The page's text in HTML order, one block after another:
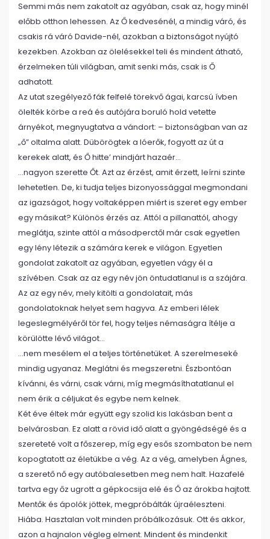
Semmi más nem zakatolt az agyában, csak az, hogy minél
előbb otthon lehessen. Az Ő kedvesénél, a mindig váró, és
csakis rá váró Davide-nél, azokban a biztonságot nyújtó
kezekben. Azokban az ölelésekkel teli és mindent átható,
érzelmeken túli világban, amit senki más, csak is Ő
adhatott.
Az utat szegélyező fák felfelé törekvő ágai, karcsú ívben
ölelték körbe a reá és autójára boruló hold vetette
árnyékot, megnyugtatva a vándort: – biztonságban van az
„ő” oltalma alatt. Dübörögtek a lóerők, fogyott az út a
kerekek alatt, és Ő hitte’ mindjárt hazaér…
…nagyon szerette Őt. Azt az érzést, amit érzett, leírni szinte
lehetetlen. De, ki tudja teljes bizonyossággal megmondani
az igazságot, hogy voltaképpen miért is szeret egy ember
egy másikat? Különös érzés az. Attól a pillanattól, ahogy
meglátja, szinte attól a másodperctől már csak egyetlen
egy lény létezik a számára kerek e világon. Egyetlen
gondolat zakatolt az agyában, egyetlen vágy él a
szívében. Csak az az egy név jön öntudatlanul is a szájára.
Az az egy név, mely kitölti a gondolatait, más
gondolatoknak helyet sem hagyva. Az emberi lélek
legeslegmélyéről tör fel, hogy teljes némaságra ítélje a
körülötte lévő világot…
…nem mesélem el a teljes történetüket. A szerelmeseké
mindig ugyanaz. Meglátni és megszeretni. Észbontóan
kívánni, és várni, csak várni, míg megmásíthatatlanul el
nem érik a céljukat és egybe nem kelnek.
Két éve éltek már együtt egy szolid kis lakásban bent a
belvárosban. Ez alatt a rövid idő alatt a gyöngédségé és a
szereteté volt a főszerep, míg egy esős szombaton be nem
kopogtatott az életükbe a vég. Az a vég, amelyben Ágnes,
a szerető nő egy autóbalesetben meg nem halt. Hazafelé
tartva egy őz ugrott a gépkocsija elé és Ő az árokba hajtott.
Mentők és ápolók jöttek, megpróbálták újraéleszteni.
Hiába. Hasztalan volt minden próbálkozásuk. Ott és akkor,
azon a hajnalon végleg elment. Mindent és mindenkit